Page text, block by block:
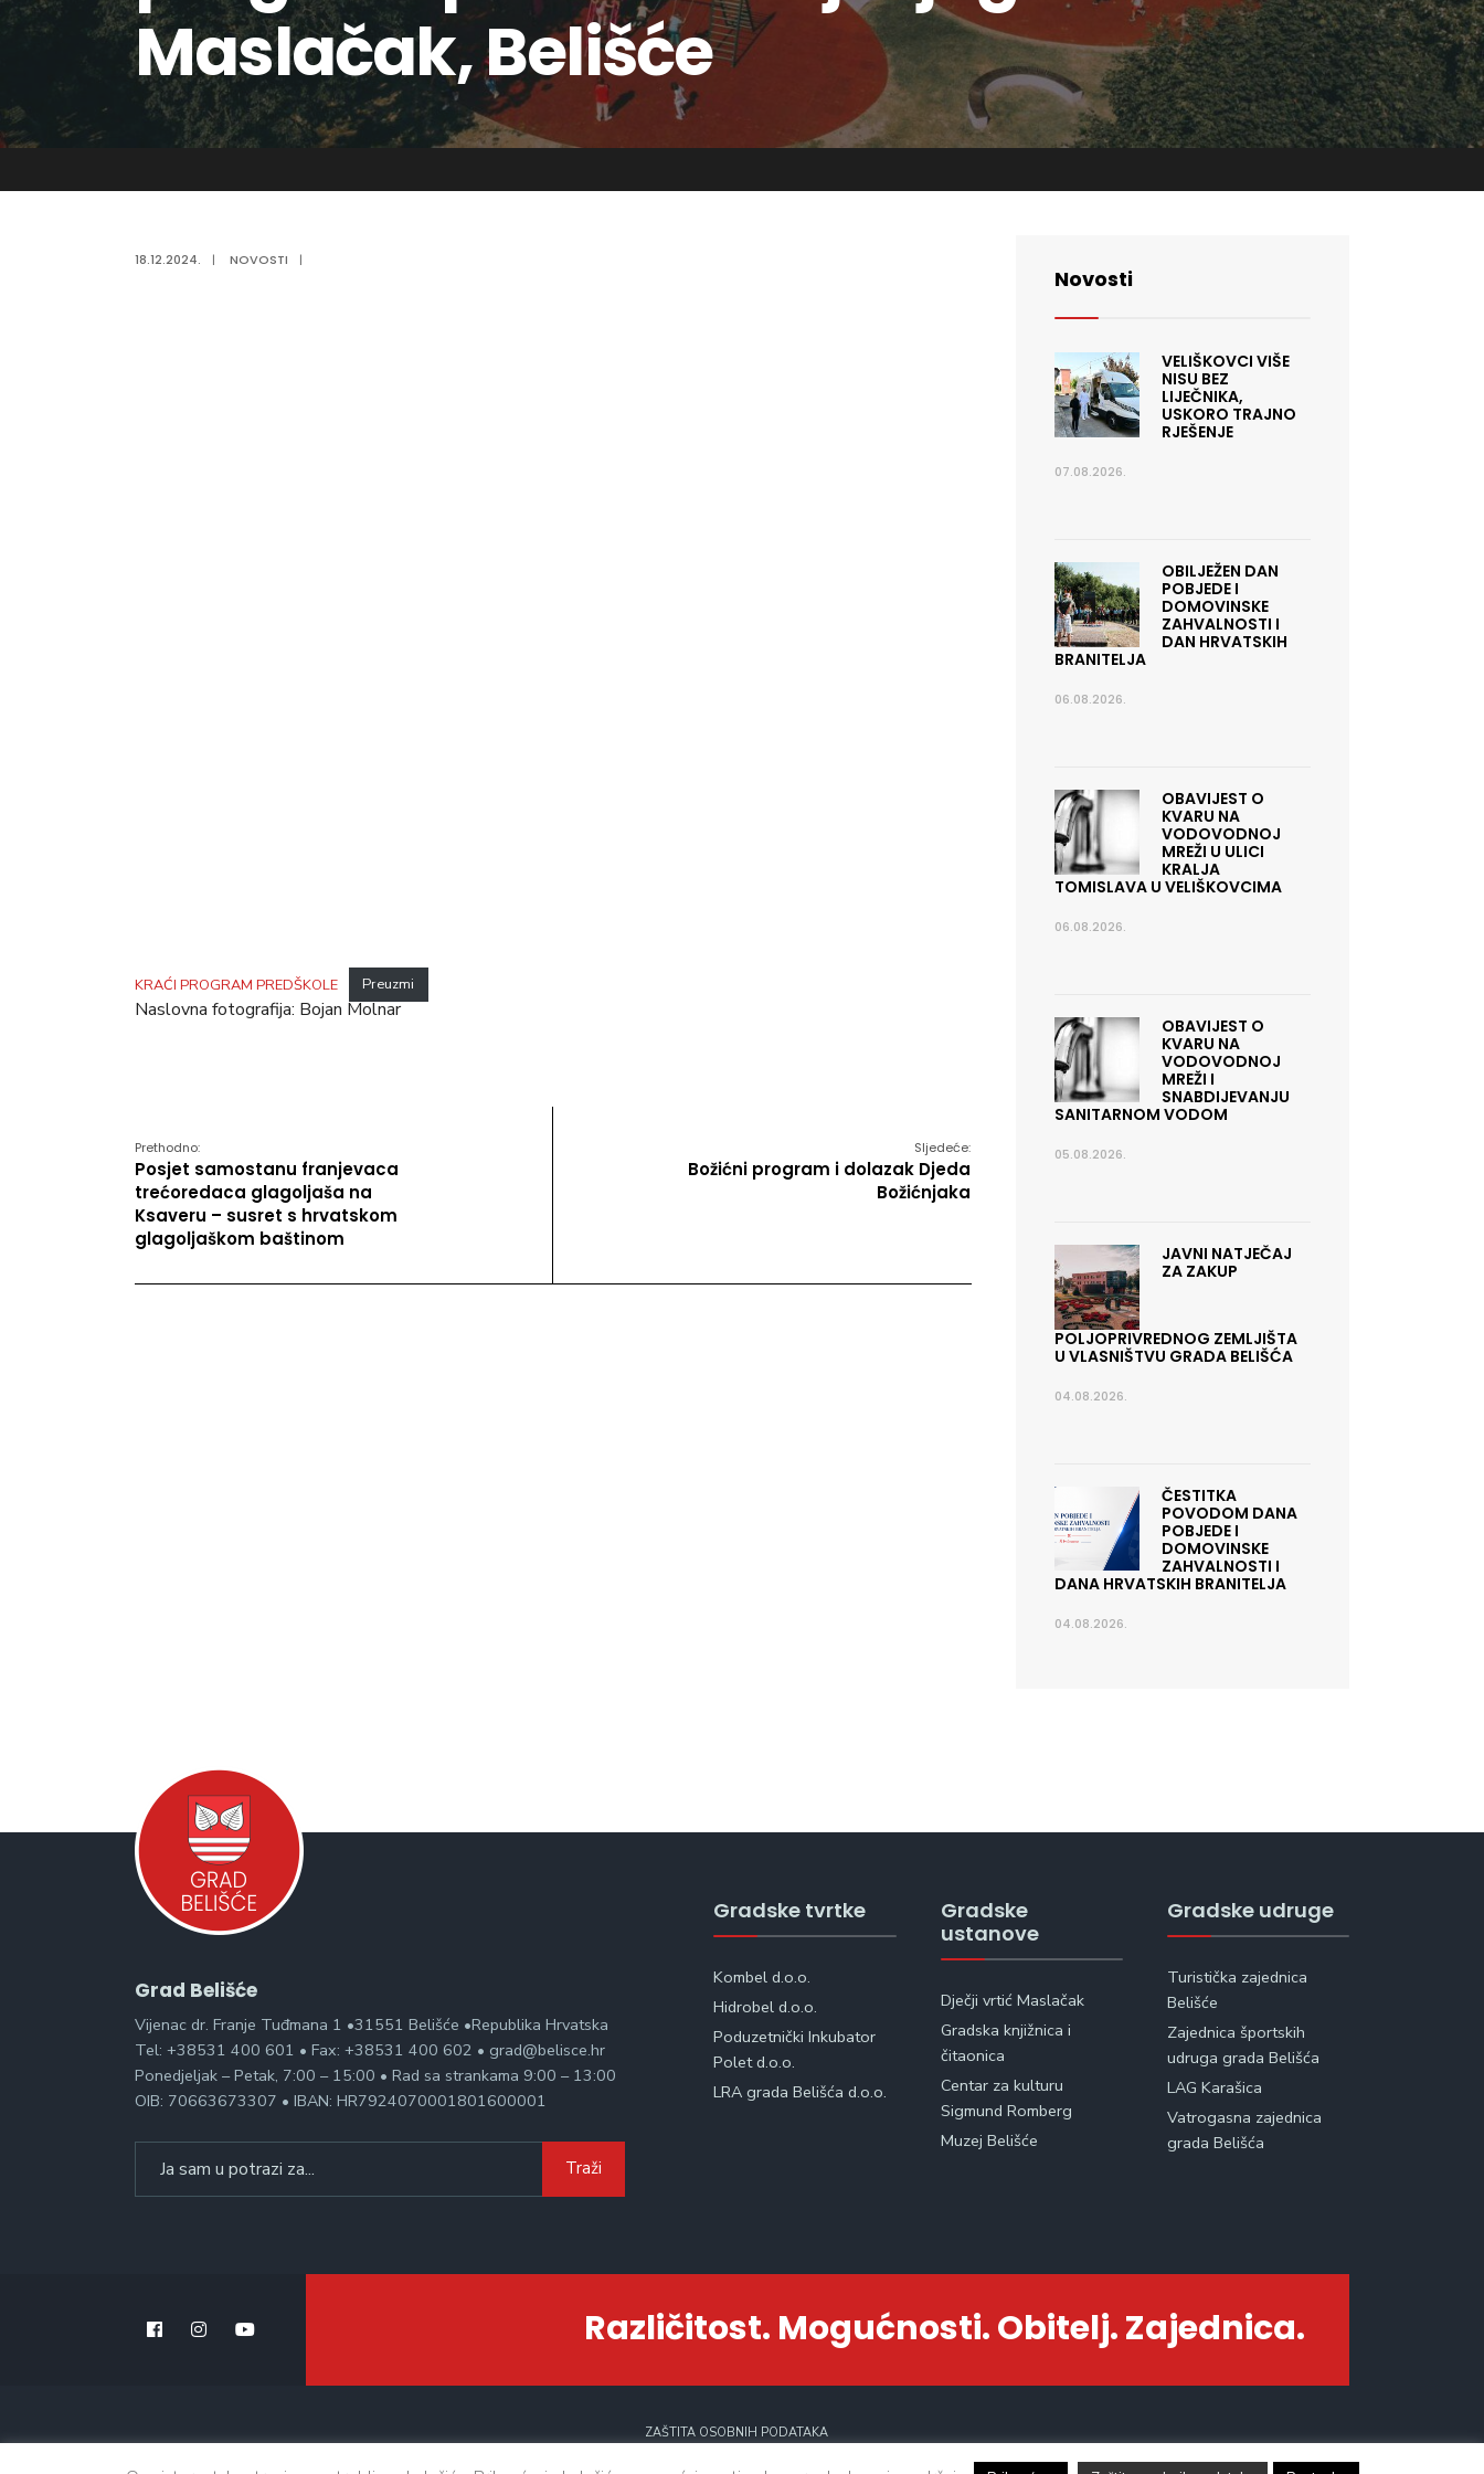
Maslačak, Belišće
18.12.2024. | NOVOSTI |
KRAĆI PROGRAM PREDŠKOLE Preuzmi
Naslovna fotografija: Bojan Molnar
Prethodno:
Posjet samostanu franjevaca
trećoredaca glagoljaša na
Ksaveru – susret s hrvatskom
glagoljaškom baštinom
Sljedeće:
Božićni program i dolazak Djeda
Božićnjaka
Novosti
VELIŠKOVCI VIŠE
NISU BEZ
LIJEČNIKA,
USKORO TRAJNO
RJEŠENJE
07.08.2026.
OBILJEŽEN DAN
POBJEDE I
DOMOVINSKE
ZAHVALNOSTI I
DAN HRVATSKIH
BRANITELJA
06.08.2026.
OBAVIJEST O
KVARU NA
VODOVODNOJ
MREŽI U ULICI
KRALJA
TOMISLAVA U VELIŠKOVCIMA
06.08.2026.
OBAVIJEST O
KVARU NA
VODOVODNOJ
MREŽI I
SNABDIJEVANJU
SANITARNOM VODOM
05.08.2026.
JAVNI NATJEČAJ
ZA ZAKUP
POLJOPRIVREDNOG ZEMLJIŠTA
U VLASNIŠTVU GRADA BELIŠĆA
04.08.2026.
ČESTITKA
POVODOM DANA
POBJEDE I
DOMOVINSKE
ZAHVALNOSTI I
DANA HRVATSKIH BRANITELJA
04.08.2026.
Grad Belišće
Vijenac dr. Franje Tuđmana 1 •31551 Belišće •Republika Hrvatska
Tel: +38531 400 601 • Fax: +38531 400 602 • grad@belisce.hr
Ponedjeljak – Petak, 7:00 – 15:00 • Rad sa strankama 9:00 – 13:00
OIB: 70663673307 • IBAN: HR7924070001801600001
Traži
Gradske tvrtke
Kombel d.o.o.
Hidrobel d.o.o.
Poduzetnički Inkubator
Polet d.o.o.
LRA grada Belišća d.o.o.
Gradske
ustanove
Dječji vrtić Maslačak
Gradska knjižnica i
čitaonica
Centar za kulturu
Sigmund Romberg
Muzej Belišće
Gradske udruge
Turistička zajednica
Belišće
Zajednica športskih
udruga grada Belišća
LAG Karašica
Vatrogasna zajednica
grada Belišća
Različitost. Mogućnosti. Obitelj. Zajednica.
ZAŠTITA OSOBNIH PODATAKA